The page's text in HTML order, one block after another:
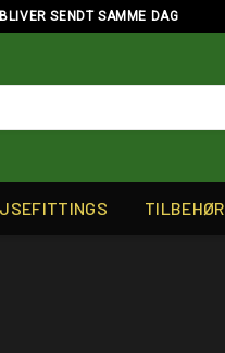
SENDT SAMME DAG
TILBEHØR